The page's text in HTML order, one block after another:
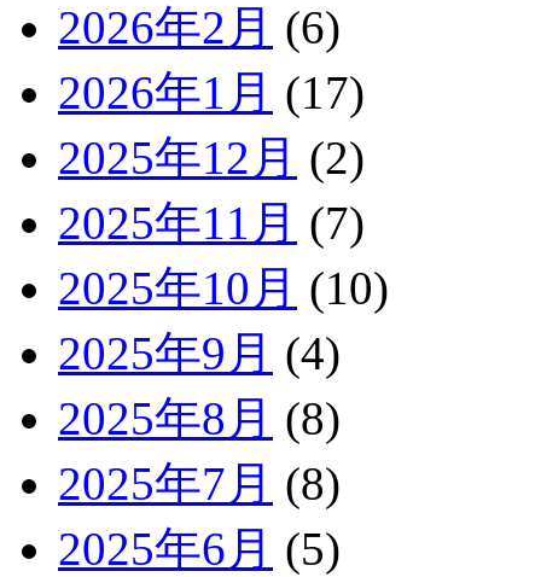
2026年2月 (6)
2026年1月 (17)
2025年12月 (2)
2025年11月 (7)
2025年10月 (10)
2025年9月 (4)
2025年8月 (8)
2025年7月 (8)
2025年6月 (5)